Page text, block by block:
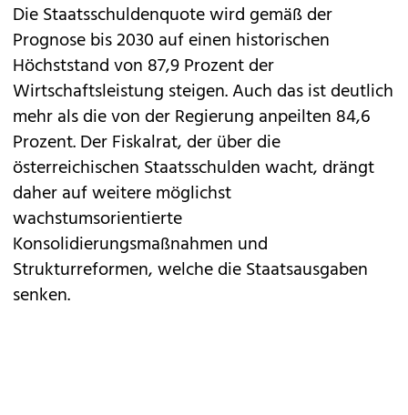
Die Staatsschuldenquote wird gemäß der
Prognose bis 2030 auf einen historischen
Höchststand von 87,9 Prozent der
Wirtschaftsleistung steigen. Auch das ist deutlich
mehr als die von der Regierung anpeilten 84,6
Prozent. Der Fiskalrat, der über die
österreichischen Staatsschulden wacht, drängt
daher auf weitere möglichst
wachstumsorientierte
Konsolidierungsmaßnahmen und
Strukturreformen, welche die Staatsausgaben
senken.